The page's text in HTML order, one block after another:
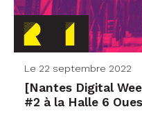
Le 22 septembre 2022
[Nantes Digital
#2 à la Halle 6